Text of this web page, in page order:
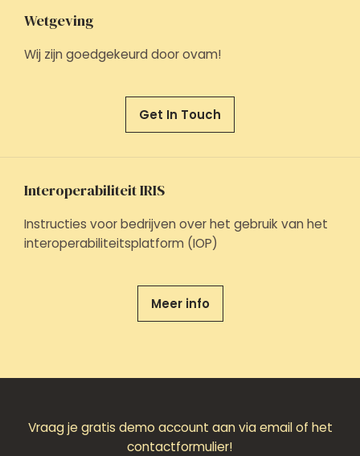
Wetgeving
Wij zijn goedgekeurd door ovam!
Get In Touch
Interoperabiliteit IRIS
Instructies voor bedrijven over het gebruik van het
interoperabiliteitsplatform (IOP)
Meer info
Vraag je gratis demo account aan via email of het
contactformulier!